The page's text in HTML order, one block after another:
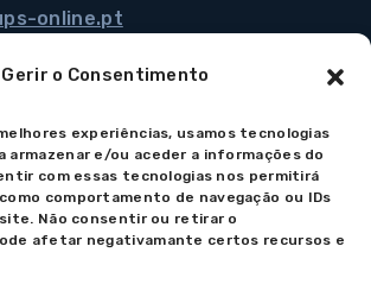
Gerir o Consentimento
experiências, usamos tecnologias
armazenar e/ou aceder a informações do
com essas tecnologias nos permitirá
comportamento de navegação ou IDs
Não consentir ou retirar o
afetar negativamante certos recursos e
online.pt
incluem IVA à taxa legal em vigor.
apresentados no site encontram-se
de stock após confirmação da
são meramente ilustrativas. Em
apresentação do produto por favor